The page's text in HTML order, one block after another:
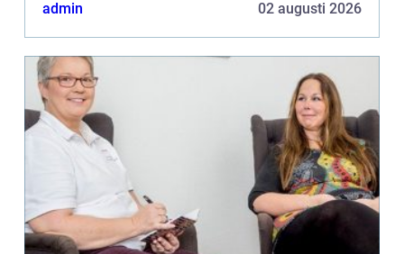
admin 02 augusti 2026